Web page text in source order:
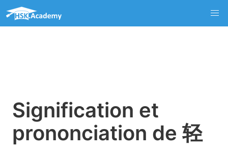
Signification et
prononciation de 轻